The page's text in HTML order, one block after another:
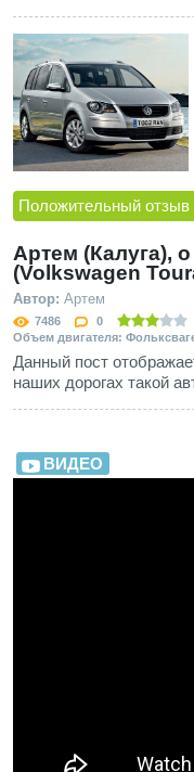
Положительный отзыв
Артем (Калуга),
(Volkswagen
Автор: Артем
7486 0
Объем двигателя:
Данный пост
наших дорогах такой
ВИДЕО